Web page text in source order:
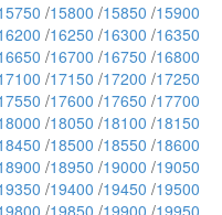
/15800 /15850 /15900
/16250 /16300 /16350
/16700 /16750 /16800
/17150 /17200 /17250
/17600 /17650 /17700
/18050 /18100 /18150
/18500 /18550 /18600
/18950 /19000 /19050
/19400 /19450 /19500
/19850 /19900 /19950